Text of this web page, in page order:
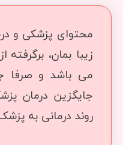
محتوای پزشکی و
زیبا بمان،
می باشد و صرفا
جایگزین درمان
روند درمانی به